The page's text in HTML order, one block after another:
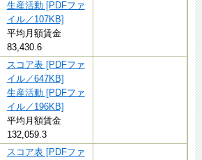
生産活動 [PDFファ
イル／107KB]
平均月額賃金
83,430.6
スコア表 [PDFファ
イル／647KB]
生産活動 [PDFファ
イル／196KB]
平均月額賃金
132,059.3
スコア表 [PDFファ